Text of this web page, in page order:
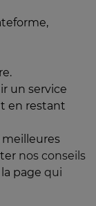
un service
en restant
meilleures
nos conseils
page qui